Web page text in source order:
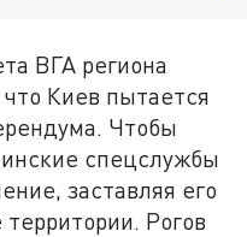
ВГА региона
Киев пытается
Чтобы
спецслужбы
заставляя его
Рогов